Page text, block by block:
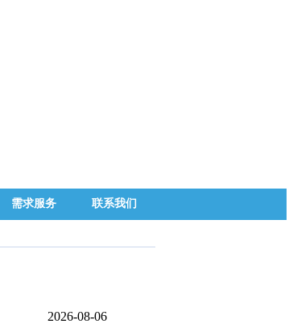
需求服务 联系我们
2026-08-06